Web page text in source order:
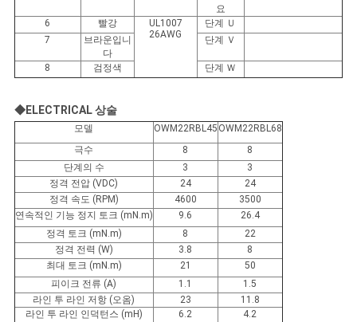
요
6 빨강
UL1007
26AWG
단계 Ｕ
7
브라운입니
다
단계 Ｖ
8 검정색 단계 Ｗ
◆ELECTRICAL 상술
모델 OWM22RBL45 OWM22RBL68
극수
8
8
단계의 수
3
3
정격 전압 (VDC)
24
24
정격 속도 (RPM)
4600
3500
연속적인 기능 정지 토크 (mN.m)
9.6
26.4
정격 토크 (mN.m)
8
22
정격 전력 (W)
3.8
8
최대 토크 (mN.m)
21
50
피이크 전류 (A)
1.1
1.5
라인 투 라인 저항 (오옴)
23
11.8
라인 투 라인 인덕턴스 (mH)
6.2
4.2